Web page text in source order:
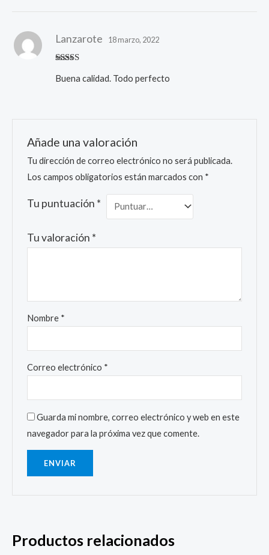
con5de 5
Lanzarote 18 marzo, 2022
Buena calidad. Todo perfecto
Añade una valoración
Tu dirección de correo electrónico no será publicada.
Los campos obligatorios están marcados con *
Tu puntuación *
Tu valoración *
Nombre *
Correo electrónico *
Guarda mi nombre, correo electrónico y web en este
navegador para la próxima vez que comente.
Productos relacionados